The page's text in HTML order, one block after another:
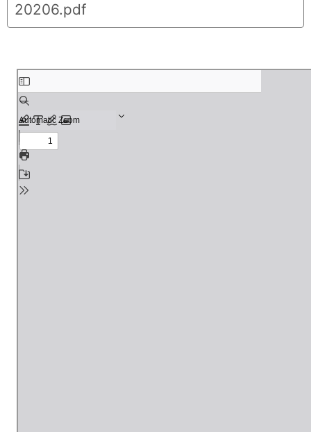
20206.pdf